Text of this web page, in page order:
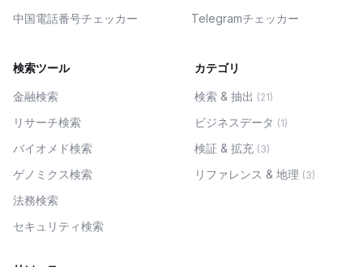
中国電話番号チェッカー
Telegramチェッカー
検索ツール
金融検索
リサーチ検索
バイオメド検索
ゲノミクス検索
法務検索
セキュリティ検索
カテゴリ
検索 & 抽出 (21)
ビジネスデータ (1)
検証 & 拡充 (3)
リファレンス & 地理 (3)